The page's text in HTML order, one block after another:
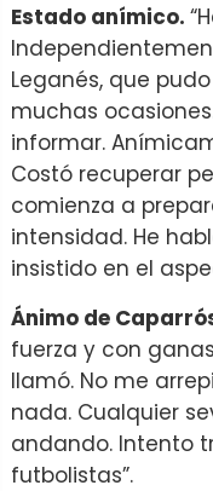
Estado anímico.
Leganés, que
muchas
informar.
Costó recuperar
comienza a
intensidad. He
insistido en el
Ánimo de
fuerza y con
llamó. No me
nada. Cualquier
andando. Intento
futbolistas”.